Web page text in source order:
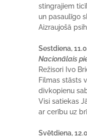
stingrajiem
un pasaulīgo
Aizraujošā
Sestdiena,
Nacionālais
Režisori Ivo
Filmas stāsts
divkopienu
Visi satiekas
ar cerību uz
Svētdiena,